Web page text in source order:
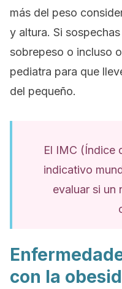
más del peso
y altura. Si
sobrepeso o incluso
pediatra para que
del pequeño.
El IMC (Índice
indicativo
evaluar si un
con la